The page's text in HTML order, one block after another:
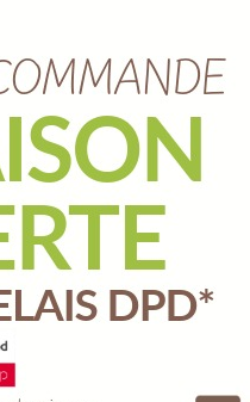
SOPVPAL500
EAN :3664715078678
Marque : SOLABIOL
Quantité :